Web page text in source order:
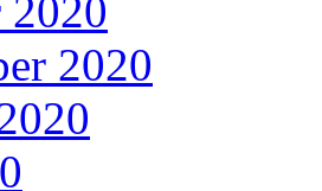
2020
2020